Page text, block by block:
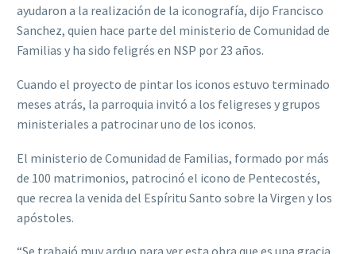
ayudaron a la realización de la iconografía, dijo Francisco
Sanchez, quien hace parte del ministerio de Comunidad de
Familias y ha sido feligrés en NSP por 23 años.
Cuando el proyecto de pintar los iconos estuvo terminado
meses atrás, la parroquia invitó a los feligreses y grupos
ministeriales a patrocinar uno de los iconos.
El ministerio de Comunidad de Familias, formado por más
de 100 matrimonios, patrocinó el icono de Pentecostés,
que recrea la venida del Espíritu Santo sobre la Virgen y los
apóstoles.